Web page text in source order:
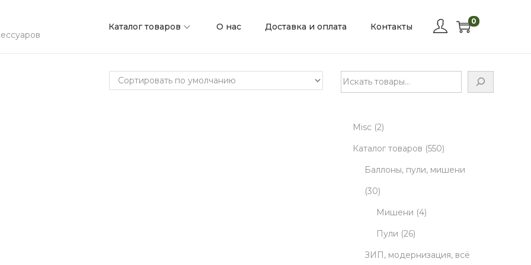
Каталог товаров О нас Доставка и оплата Контакты
0
П
о
Misc 22
p
r
d
u
c
Каталог товаров 5505
5
o
Баллоны, пули, мишени
303
0
p
r
Мишени 44
r
Пули 262
6
ЗИП, модернизация, всё